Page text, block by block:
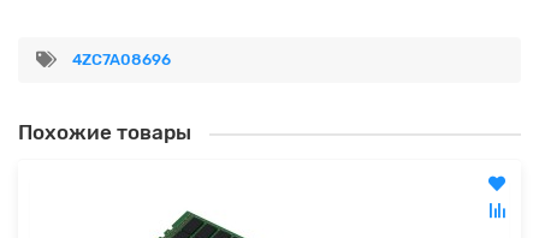
4ZC7A08696
Похожие товары